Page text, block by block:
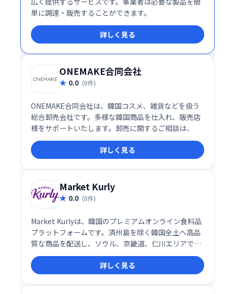
単に調達・販売することができます。
詳しく見る
ONEMAKE合同会社
0.0 (0件)
ONEMAKE合同会社は、韓国コスメ、雑貨などを扱う
総合卸売会社です。多様な韓国商品を仕入れ、販売店
様をサポートいたします。卸売に関するご相談は、
詳しく見る
Market Kurly
0.0 (0件)
Market Kurlyは、韓国のプレミアムオンライン食料品
プラットフォームです。済州島を除く韓国全土へ高品
質な商品を配送し、ソウル、京畿道、仁川エリアでは
午後11時までの注文で翌日午前7時までの配達を保証
する迅速なサービスが特徴です。新鮮で質の高い食料
品を、お住まいの場所へ確実に届けることをお約束し
ます。
詳しく見る